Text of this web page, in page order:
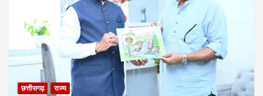
छत्तीसगढ़ राज्य